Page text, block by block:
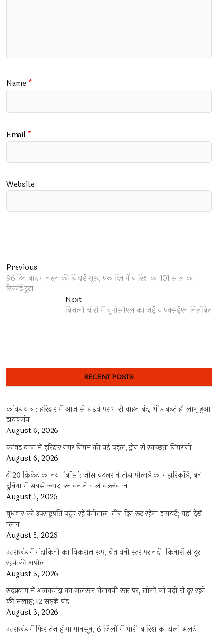
Name *
Email *
Website
Post
navigation
Previous
post:
96 दिन बाद मानसून की विदाई शुरू, एक दिन में बारिश का 101 साल का
रिकॉर्ड टूटा
NextNext
post:
बिजली चोरी में यूपीसीएल का जेई व एक्सईएन निलंबित
RECENT POSTS
कांवड़ यात्रा: हरिद्वार में आज से हाईवे पर भारी वाहन बंद, भीड़ बढ़ते ही लागू हुआ
डायवर्जन
August 6, 2026
कांवड़ यात्रा में हरिद्वार नगर निगम की नई पहल, ड्रोन से स्वच्छता निगरानी
August 6, 2026
टी20 क्रिकेट का नया ‘बॉस’: जोस बटलर ने तोड़ा पोलार्ड का महारिकॉर्ड, बने
दुनिया में सबसे ज्यादा रन बनाने वाले बल्लेबाज
August 5, 2026
बुधवार को उपराष्ट्रपति पहुंच रहे नैनीताल, तीन दिन रूट रहेगा डायवर्ट; यहां देखें
प्‍लान
August 5, 2026
उत्तराखंड में मंदाकिनी का विकराल रूप, चेतावनी स्तर पर नदी; किनारों से दूर
रहने की अपील
August 3, 2026
रुद्रप्रयाग में अलकनंदा का जलस्तर चेतावनी स्तर पर, लोगों को नदी से दूर रहने
की सलाह; 12 सड़कें बंद
August 3, 2026
उत्तराखंड में फिर तेज होगा मानसून, 6 जिलों में भारी बारिश का येलो अलर्ट